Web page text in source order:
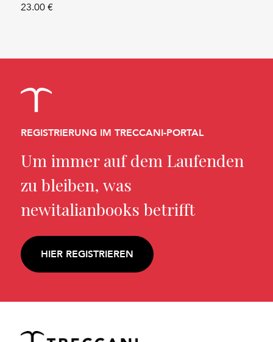
23.00 €
REGISTRIERUNG IM TRECCANI-PORTAL
Um immer auf dem Laufenden
zu bleiben, was
newitalianbooks betrifft
HIER REGISTRIEREN